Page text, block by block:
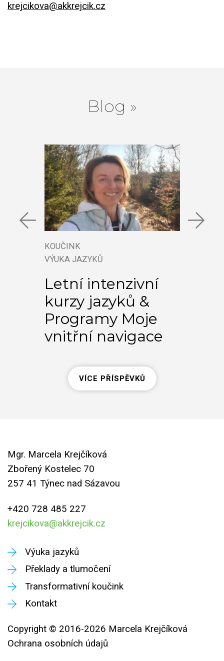
krejcikova@akkrejcik.cz
Blog »
KOUČINK
VÝUKA JAZYKŮ
Letní intenzivní
kurzy jazyků &
Programy Moje
vnitřní navigace
VÍCE PŘÍSPĚVKŮ
Mgr. Marcela Krejčíková
Zbořený Kostelec 70
257 41 Týnec nad Sázavou
+420 728 485 227
krejcikova@akkrejcik.cz
Výuka jazyků
Překlady a tlumočení
Transformativní koučink
Kontakt
Copyright © 2016-2026 Marcela Krejčíková
Ochrana osobních údajů